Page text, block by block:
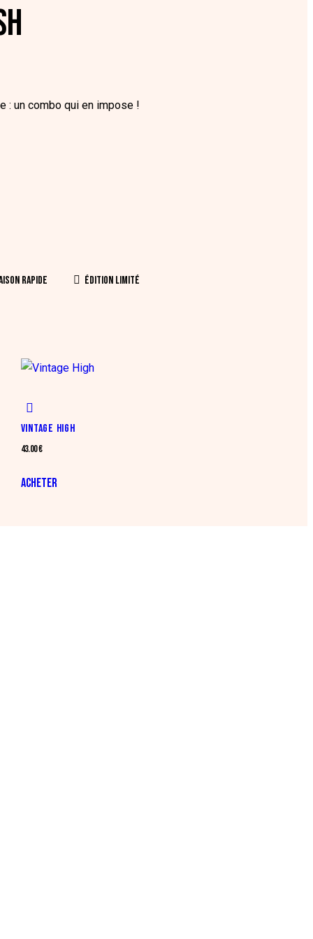
: un combo qui en impose !
rapide édition limité
VINTAGE HIGH
43.00€
ACHETER